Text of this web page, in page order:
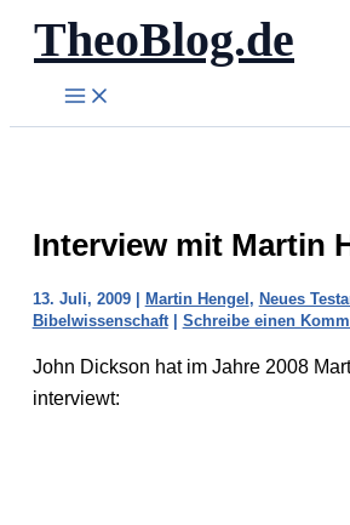
Zum
Inhalt
springen
TheoBlog.de
Interview mit Martin
13. Juli, 2009 | Martin Hengel, Neues
Bibelwissenschaft| Schreibe einen
John Dickson hat im Jahre 2008
interviewt: